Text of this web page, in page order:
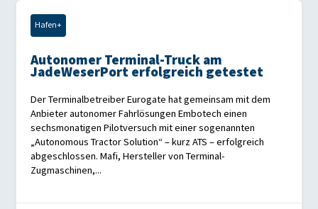
Hafen+
Autonomer Terminal-Truck am
JadeWeserPort erfolgreich getestet
Der Terminalbetreiber Eurogate hat gemeinsam mit dem
Anbieter autonomer Fahrlösungen Embotech einen
sechsmonatigen Pilotversuch mit einer sogenannten
„Autonomous Tractor Solution“ – kurz ATS – erfolgreich
abgeschlossen. Mafi, Hersteller von Terminal-
Zugmaschinen,...